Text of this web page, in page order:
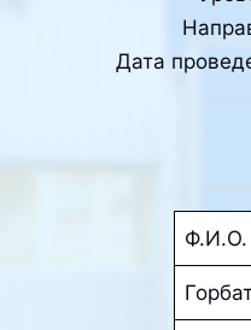
Дата
Ф.И.О.